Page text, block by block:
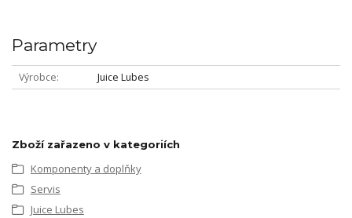
Parametry
Výrobce Juice Lubes
Zboží zařazeno v kategoriích
Komponenty a doplňky
Servis
Juice Lubes